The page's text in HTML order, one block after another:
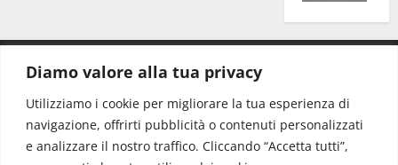
Diamo valore alla tua privacy
Utilizziamo i cookie per migliorare la tua esperienza di
navigazione, offrirti pubblicità o contenuti personalizzati
e analizzare il nostro traffico. Cliccando “Accetta tutti”,
Redazione: redazione@www.martinasera.it
Direttore:direttore@www.martinasera.it